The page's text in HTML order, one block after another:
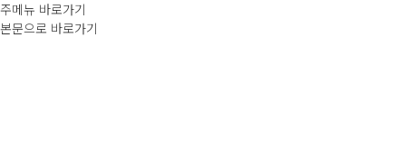
주메뉴 바로가기
본문으로 바로가기